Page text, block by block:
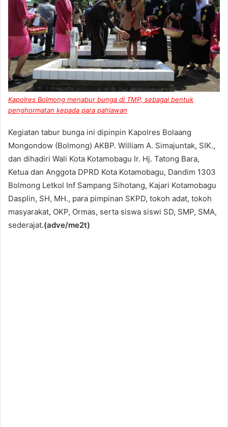
Kapolres Bolmong menabur bunga di TMP, sebagai bentuk
penghormatan kepada para pahlawan
Kegiatan tabur bunga ini dipinpin Kapolres Bolaang
Mongondow (Bolmong) AKBP. William A. Simajuntak, SIK.,
dan dihadiri Wali Kota Kotamobagu Ir. Hj. Tatong Bara,
Ketua dan Anggota DPRD Kota Kotamobagu, Dandim 1303
Bolmong Letkol Inf Sampang Sihotang, Kajari Kotamobagu
Dasplin, SH, MH., para pimpinan SKPD, tokoh adat, tokoh
masyarakat, OKP, Ormas, serta siswa siswi SD, SMP, SMA,
sederajat.(adve/me2t)